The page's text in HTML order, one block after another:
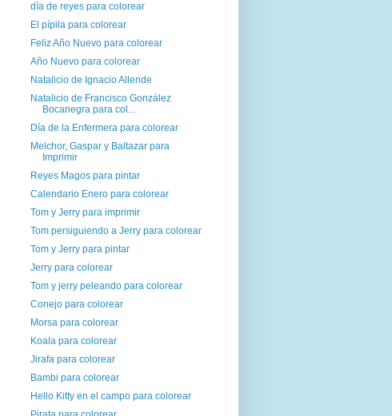
día de reyes para colorear
El pípila para colorear
Feliz Año Nuevo para colorear
Año Nuevo para colorear
Natalicio de Ignacio Allende
Natalicio de Francisco González
Bocanegra para col...
Día de la Enfermera para colorear
Melchor, Gaspar y Baltazar para
Imprimir
Reyes Magos para pintar
Calendario Enero para colorear
Tom y Jerry para imprimir
Tom persiguiendo a Jerry para colorear
Tom y Jerry para pintar
Jerry para colorear
Tom y jerry peleando para colorear
Conejo para colorear
Morsa para colorear
Koala para colorear
Jirafa para colorear
Bambi para colorear
Hello Kitty en el campo para colorear